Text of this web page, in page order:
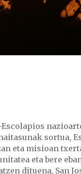
sortua,
eta misioan
eta bere
dituena, San